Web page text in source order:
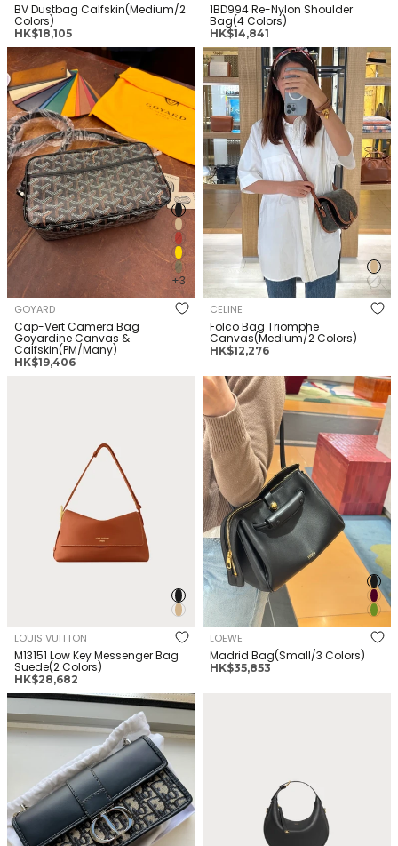
BV Dustbag Calfskin(Medium/2
Colors)
正
常
價
格
HK$18,105
1BD994 Re-Nylon Shoulder
Bag(4 Colors)
正
常
價
格
HK$14,841
GOYARD Cap-Vert Camera
Bag Goyardine Canvas &
Calfskin(PM/Many)
+3
GOYARD
Cap-Vert Camera Bag
Goyardine Canvas &
Calfskin(PM/Many)
正
HK$19,406
CELINE Folco Bag Triomphe
Canvas(Medium/2 Colors)
CELINE
Folco Bag Triomphe
Canvas(Medium/2 Colors)
正
價
格
HK$12,276
LOUIS VUITTON
M13151 Low Key Messenger Bag
Suede(2 Colors)
正
常
格
HK$28,682
LOEWE Madrid Bag(Small/3
Colors)
LOEWE
Madrid Bag(Small/3 Colors)
正
HK$35,853
CHRISTIAN DIOR 30 Montaigne
East-West Bag with Silver
Chain Oblique
Jacquard(Silver)